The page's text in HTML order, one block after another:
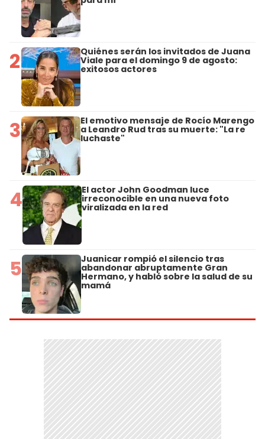
2 Quiénes serán los invitados de Juana
Viale para el domingo 9 de agosto:
exitosos actores
3 El emotivo mensaje de Rocío Marengo
a Leandro Rud tras su muerte: "La re
luchaste"
4 El actor John Goodman luce
irreconocible en una nueva foto
viralizada en la red
5 Juanicar rompió el silencio tras
abandonar abruptamente Gran
Hermano, y habló sobre la salud de su
mamá